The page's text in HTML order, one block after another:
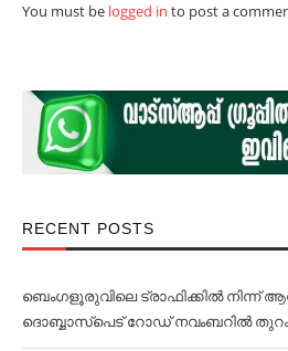
You must be logged in to post a
RECENT POSTS
ബെംഗളൂരുവിലെ ട്രാഫിക്കില്‍
ദൊബ്ബാസ്പെട് റോഡ് നവംബറില്‍